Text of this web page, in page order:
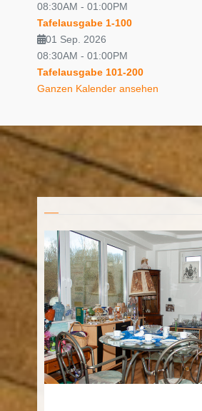
08:30AM - 01:00PM
Tafelausgabe 1-100
01 Sep. 2026
08:30AM - 01:00PM
Tafelausgabe 101-200
Ganzen Kalender ansehen